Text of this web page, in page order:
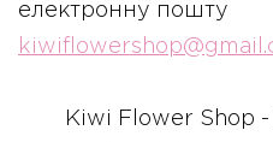
електронну пошту
Kiwi Flower Shop -